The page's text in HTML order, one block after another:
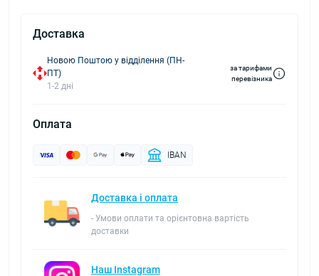
Доставка
Новою Поштою у відділення (ПН-
ПТ)
1-2 дні
за тарифами
перевізника
Оплата
IBAN
Доставка і оплата
- Умови оплати та орієнтовна вартість
доставки
Наш Instagram